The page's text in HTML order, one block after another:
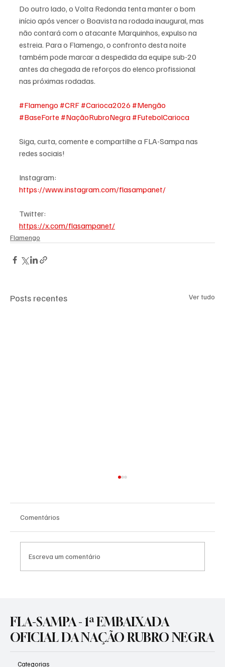
Do outro lado, o Volta Redonda tenta manter o bom
início após vencer o Boavista na rodada inaugural, mas
não contará com o atacante Marquinhos, expulso na
estreia. Para o Flamengo, o confronto desta noite
também pode marcar a despedida da equipe sub-20
antes da chegada de reforços do elenco profissional
nas próximas rodadas.
#Flamengo #CRF #Carioca2026 #Mengão
#BaseForte #NaçãoRubroNegra #FutebolCarioca
Siga, curta, comente e compartilhe a FLA-Sampa nas
redes sociais!
Instagram:
https://www.instagram.com/flasampanet/
Twitter:
https://x.com/flasampanet/
Flamengo
Posts recentes Ver tudo
RUBRO-NEGROS!
Comentários
Escreva um comentário
FLA-SAMPA - 1ª EMBAIXADA
OFICIAL DA NAÇÃO RUBRO NEGRA
Categorias